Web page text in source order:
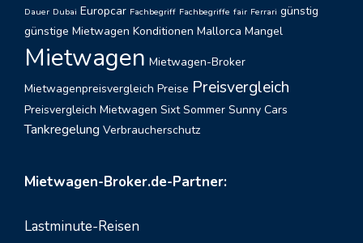
Dauer Dubai Europcar Fachbegriff Fachbegriffe fair Ferrari günstig
günstige Mietwagen Konditionen Mallorca Mangel
Mietwagen Mietwagen-Broker
Mietwagenpreisvergleich Preise Preisvergleich
Preisvergleich Mietwagen Sixt Sommer Sunny Cars
Tankregelung Verbraucherschutz
Mietwagen-Broker.de-Partner:
Lastminute-Reisen